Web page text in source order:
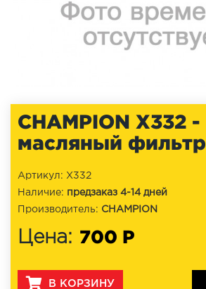
CHAMPION X332 -
масляный фильтр
Артикул: X332
Наличие: предзаказ 4-14 дней
Производитель: CHAMPION
Цена: 700 Р
В КОРЗИНУ